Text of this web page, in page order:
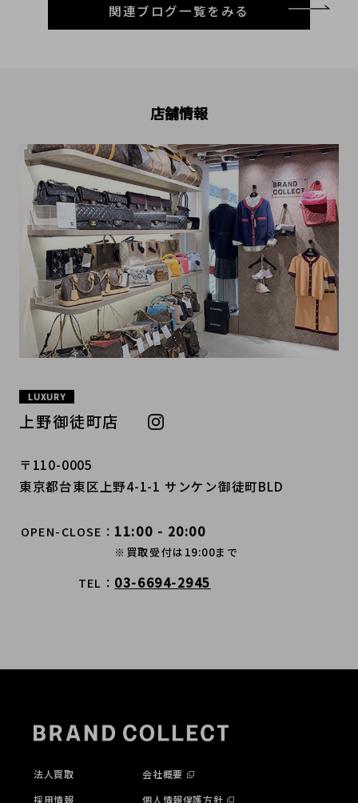
関連ブログ一覧をみる
店舗情報
LUXURY
上野御徒町店
〒110-0005
東京都台東区上野4-1-1 サンケン御徒町BLD
OPEN-CLOSE 11:00 - 20:00
※買取受付は19:00まで
TEL 03-6694-2945
法人買取
採用情報
会社概要
個人情報保護方針